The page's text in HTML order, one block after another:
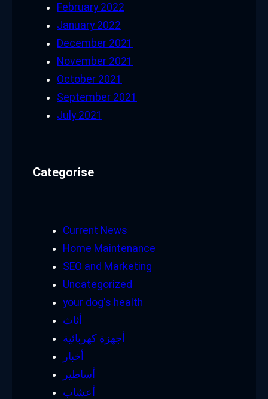
February 2022
January 2022
December 2021
November 2021
October 2021
September 2021
July 2021
Categorise
Current News
Home Maintenance
SEO and Marketing
Uncategorized
your dog's health
أثاث
أجهزة كهربائية
أخبار
أساطير
أعشاب